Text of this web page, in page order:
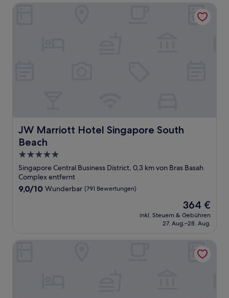
JW Marriott Hotel Singapore South
Beach
JW Marriott Hotel Singapore South Beach
5.0-
Sterne-
Unterkunft
Singapore Central Business District, 0,3 km von Bras Basah
Complex entfernt
9.0
9,0/10 Wunderbar (791 Bewertungen)
Der
Preis
beträgt
364 €
inkl. Steuern & Gebühren
27. Aug.–28. Aug.